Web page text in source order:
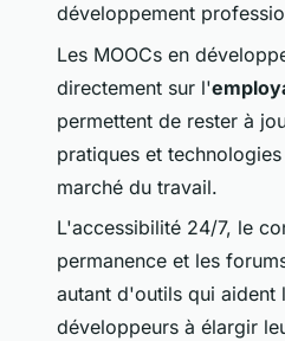
développement
Les MOOCs en
directement sur l'
permettent de rester à
pratiques et
marché du travail.
L'accessibilité 24/7, le
permanence et les
autant d'outils qui aident
développeurs à élargir